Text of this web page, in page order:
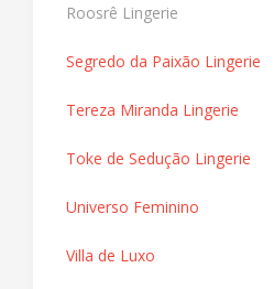
Roosrê Lingerie
Segredo da Paixão Lingerie
Tereza Miranda Lingerie
Toke de Sedução Lingerie
Universo Feminino
Villa de Luxo